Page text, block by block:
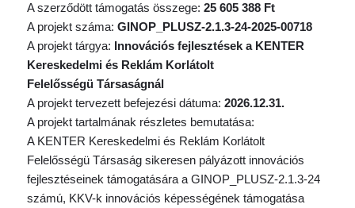
A szerződött támogatás összege: 25 605 388 Ft
A projekt száma: GINOP_PLUSZ-2.1.3-24-2025-00718
A projekt tárgya: Innovációs fejlesztések a KENTER
Kereskedelmi és Reklám Korlátolt
Felelősségü Társaságnál
A projekt tervezett befejezési dátuma: 2026.12.31.
A projekt tartalmának részletes bemutatása:
A KENTER Kereskedelmi és Reklám Korlátolt
Felelősségü Társaság sikeresen pályázott innovációs
fejlesztéseinek támogatására a GINOP_PLUSZ-2.1.3-24
számú, KKV-k innovációs képességének támogatása